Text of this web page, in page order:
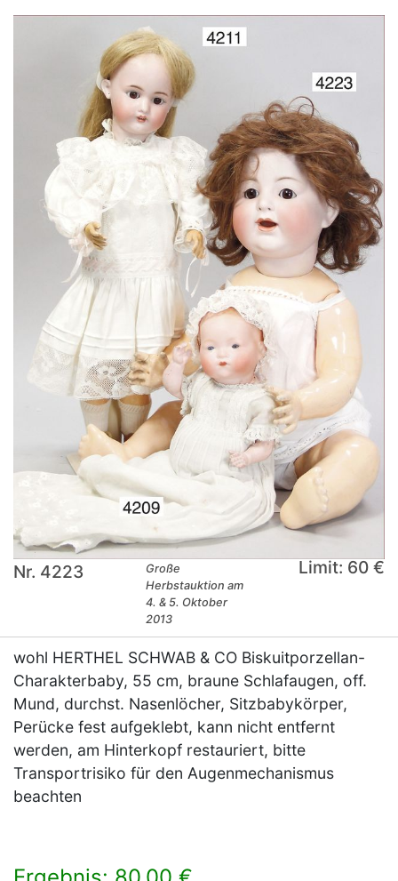
Nr. 4223
Große
Herbstauktion am
4. & 5. Oktober
2013
Limit: 60 €
wohl HERTHEL SCHWAB & CO Biskuitporzellan-
Charakterbaby, 55 cm, braune Schlafaugen, off.
Mund, durchst. Nasenlöcher, Sitzbabykörper,
Perücke fest aufgeklebt, kann nicht entfernt
werden, am Hinterkopf restauriert, bitte
Transportrisiko für den Augenmechanismus
beachten